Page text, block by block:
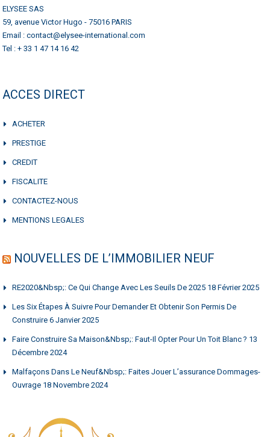
ELYSEE SAS
59, avenue Victor Hugo - 75016 PARIS
Email : contact@elysee-international.com
Tel : + 33 1 47 14 16 42
ACCES DIRECT
ACHETER
PRESTIGE
CREDIT
FISCALITE
CONTACTEZ-NOUS
MENTIONS LEGALES
NOUVELLES DE L’IMMOBILIER NEUF
RE2020&nbsp;: Ce Qui Change Avec Les Seuils De 2025 18 Février 2025
Les Six Étapes À Suivre Pour Demander Et Obtenir Son Permis De
Construire 6 Janvier 2025
Faire Construire Sa Maison&nbsp;: Faut-Il Opter Pour Un Toit Blanc ? 13
Décembre 2024
Malfaçons Dans Le Neuf&nbsp;: Faites Jouer L’assurance Dommages-
Ouvrage 18 Novembre 2024